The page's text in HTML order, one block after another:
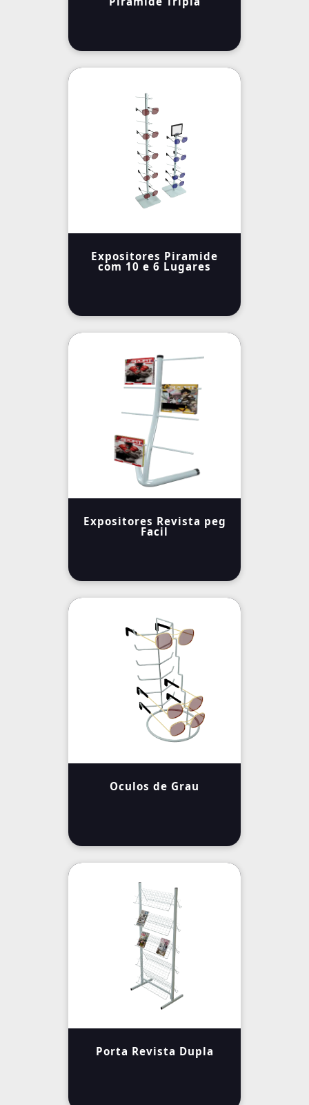
Expositores Piramide
com 10 e 6 Lugares
Expositores Revista peg
Facil
Oculos de Grau
Porta Revista Dupla